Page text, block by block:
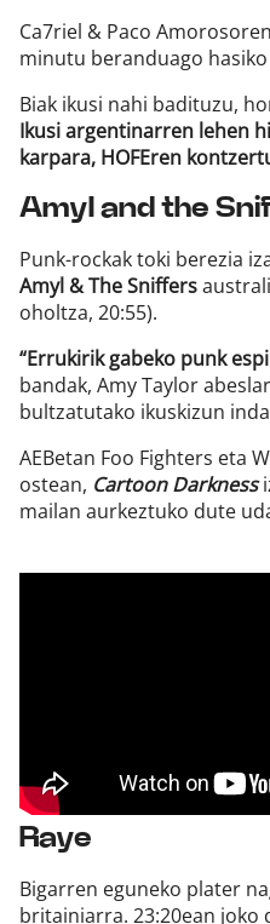
Ca7riel & Paco
minutu beranduago hasiko
Biak ikusi nahi badituzu,
Ikusi argentinarren lehen
karpara, HOFEren
Amyl and the
Punk-rockak toki berezia
Amyl & The Sniffers
oholtza, 20:55).
“Errukirik gabeko punk
bandak, Amy Taylor
bultzatutako ikuskizun
AEBetan Foo Fighters eta
ostean, Cartoon Darkness
mailan aurkeztuko dute
Raye
Bigarren eguneko plater
britainiarra. 23:20ean joko